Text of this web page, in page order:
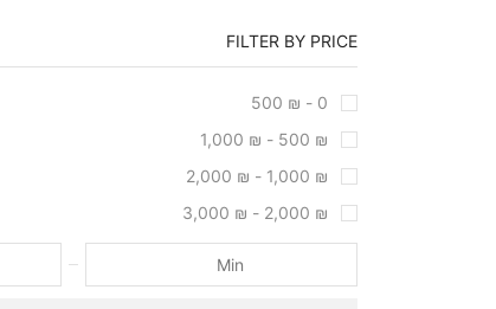
FILTER BY PRICE
0 -
500 ₪
500 ₪
-
1,000 ₪
1,000 ₪
-
2,000 ₪
2,000 ₪
-
3,000 ₪